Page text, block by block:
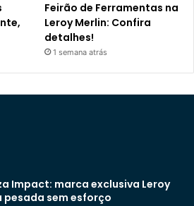
Feirão de Ferramentas na
Leroy Merlin: Confira
detalhes!
1 semana atrás
Impact: marca exclusiva Leroy
pesada sem esforço